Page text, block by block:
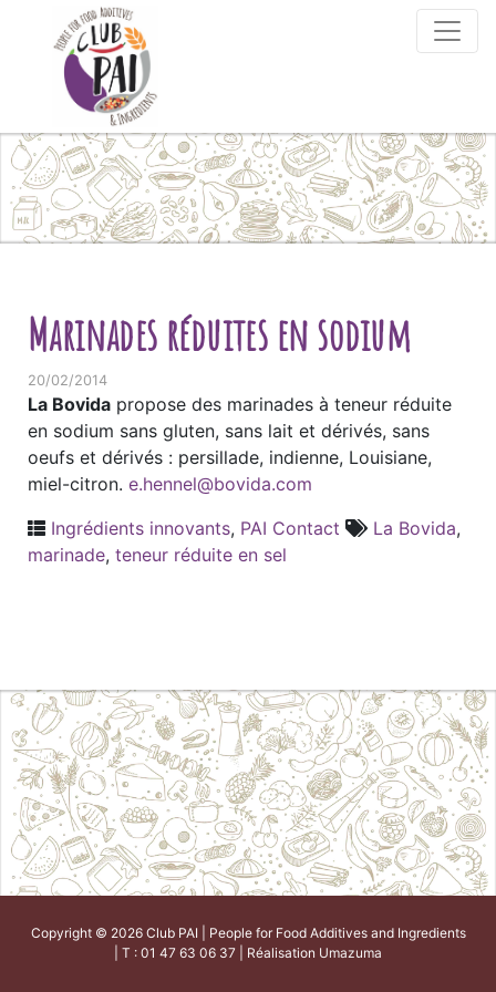
Skip to content
Marinades réduites en sodium
20/02/2014
La Bovida propose des marinades à teneur réduite
en sodium sans gluten, sans lait et dérivés, sans
oeufs et dérivés : persillade, indienne, Louisiane,
miel-citron. e.hennel@bovida.com
Ingrédients innovants, PAI Contact La Bovida,
marinade, teneur réduite en sel
Copyright © 2026 Club PAI | People for Food Additives and Ingredients
| T : 01 47 63 06 37 | Réalisation Umazuma